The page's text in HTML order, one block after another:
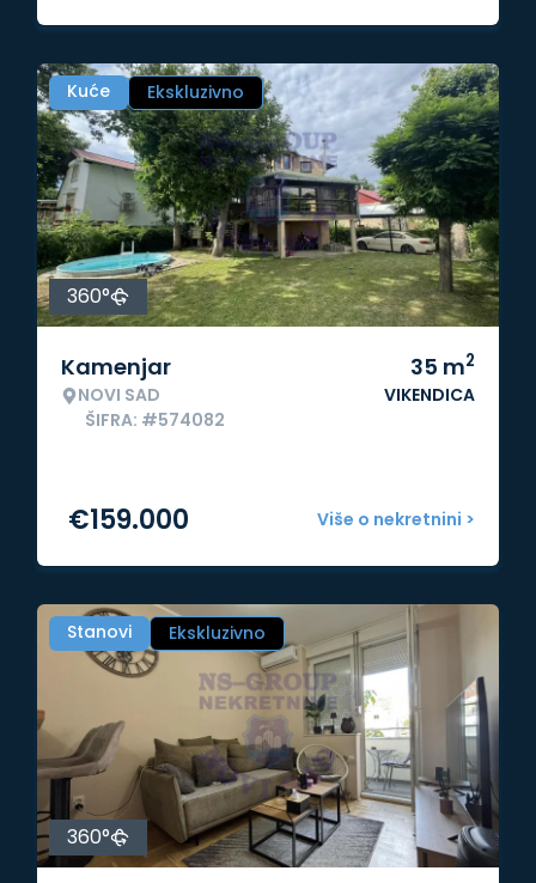
Kuće Ekskluzivno
360°
Kamenjar
NOVI SAD
ŠIFRA: #574082
35 m2
VIKENDICA
Više o nekretnini >
€159.000
Stanovi Ekskluzivno
360°